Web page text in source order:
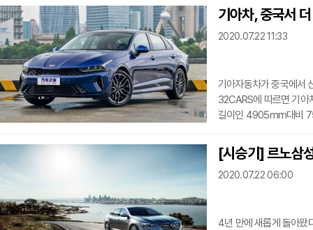
위험하다. 화물차의 경우에는
간판 추락 등을 예의 주
차량에 마주치게 잘릴
기아차, 중국서
2020.07.22 11:33
기아자동차가 중국에서
32CARS에 따르면 기아
길이인 4905mm대비
중국의 대가족 중심 사
늘리고 전장을 확대해
휠베이스 모델에는 계기
[시승기] 르노삼
2020.07.22 06:00
4년 만에 새롭게 돌아왔